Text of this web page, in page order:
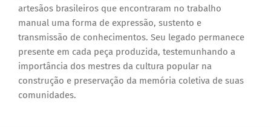
artesãos brasileiros que encontraram no trabalho
manual uma forma de expressão, sustento e
transmissão de conhecimentos. Seu legado permanece
presente em cada peça produzida, testemunhando a
importância dos mestres da cultura popular na
construção e preservação da memória coletiva de suas
comunidades.